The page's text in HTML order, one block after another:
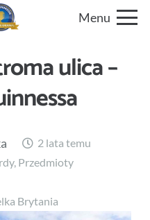
Menu
ulica –
2 lata temu
, Przedmioty
Brytania